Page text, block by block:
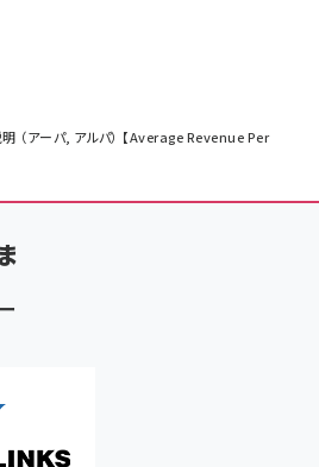
（アーパ, アルパ） 【Average Revenue Per